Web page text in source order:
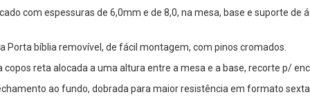
com espessuras de 6,0mm e de 8,0, na mesa, base e suporte de
Porta bíblia removível, de fácil montagem, com pinos cromados.
copos reta alocada a uma altura entre a mesa e a base, recorte p/
ao fundo, dobrada para maior resistência em formato